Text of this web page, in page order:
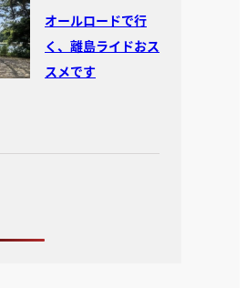
オールロードで行
く、離島ライドおス
スメです